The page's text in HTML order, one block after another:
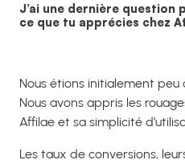
J’ai une dernière
ce que tu apprécies chez
Nous étions initialement peu
Nous avons appris les
Affilae et sa simplicité
Les taux de conversions,